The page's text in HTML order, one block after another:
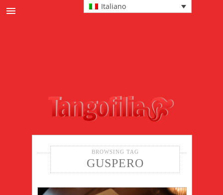
Passi e tecnica
Italiano
BROWSING TAG
GUSPERO